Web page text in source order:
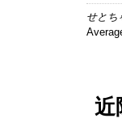
せとち
近